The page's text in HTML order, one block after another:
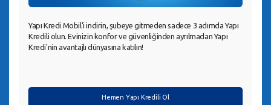
Yapı Kredi Mobil'i indirin, şubeye gitmeden sadece 3 adımda Yapı
Kredili olun. Evinizin konfor ve güvenliğinden ayrılmadan Yapı
Kredi'nin avantajlı dünyasına katılın!
Hemen Yapı Kredili Ol